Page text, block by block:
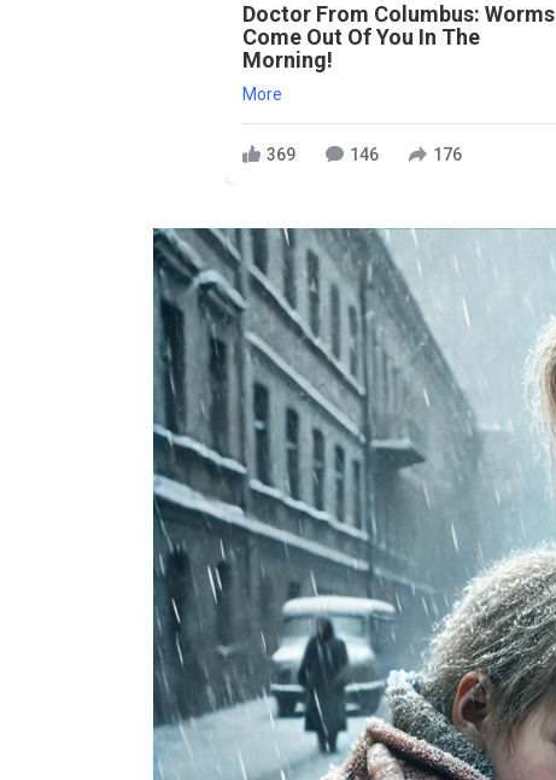
Doctor From Columbus: Worms
Come Out Of You In The
Morning!
More
369 146 176